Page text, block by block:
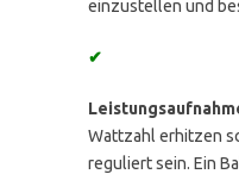
einzustellen und
✔
Wattzahl erhitzen
reguliert sein. Ein